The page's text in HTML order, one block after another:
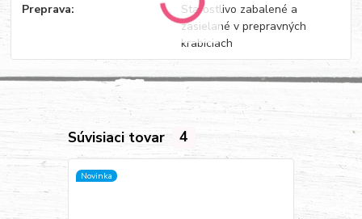
Preprava
Starostlivo zabalené a
zasielané v prepravných
krabiciach
Súvisiaci tovar 4
Novinka